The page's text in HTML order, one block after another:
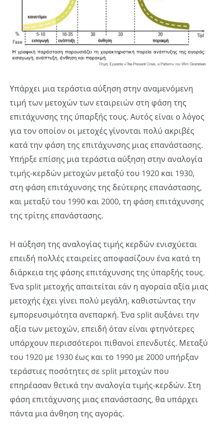
Υπάρχει μια τεράστια αύξηση στην αναμενόμενη
τιμή των μετοχών των εταιρειών στη φάση της
επιτάχυνσης της ύπαρξής τους. Αυτός είναι ο λόγος
για τον οποίον οι μετοχές γίνονται πολύ ακριβές
κατά την φάση της επιτάχυνσης μιας επανάστασης.
Υπήρξε επίσης μια τεράστια αύξηση στην αναλογία
τιμής-κερδών μετοχών μεταξύ του 1920 και 1930,
στη φάση επιτάχυνσης της δεύτερης επανάστασης,
και μεταξύ του 1990 και 2000, τη φάση επιτάχυνσης
της τρίτης επανάστασης.
Η αύξηση της αναλογίας τιμής κερδών ενισχύεται
επειδή πολλές εταιρείες αποφασίζουν ένα κατά τη
διάρκεια της φάσης επιτάχυνσης της ύπαρξής τους.
Ένα split μετοχής απαιτείται εάν η αγοραία αξία μιας
μετοχής έχει γίνει πολύ μεγάλη, καθιστώντας την
εμπορευσιμότητα ανεπαρκή. Ένα split αυξάνει την
αξία των μετοχών, επειδή όταν είναι φτηνότερες
υπάρχουν περισσότεροι πιθανοί επενδυτές. Μεταξύ
του 1920 με 1930 έως και το 1990 με 2000 υπήρξαν
τεράστιες ποσότητες σε split μετοχών που
επηρέασαν θετικά την αναλογία τιμής-κερδών. Στη
φάση επιτάχυνσης μιας επανάστασης, θα υπάρχει
πάντα μια άνθηση της αγοράς.